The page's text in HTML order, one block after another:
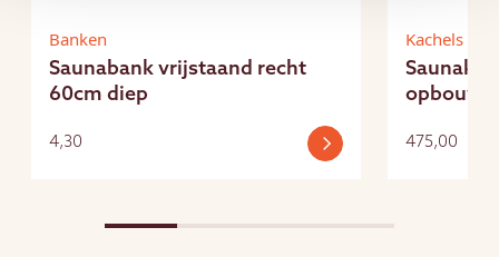
Banken
Saunabank vrijstaand recht
60cm diep
4,30
Kachels
475,00